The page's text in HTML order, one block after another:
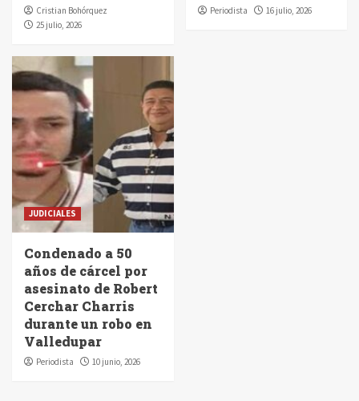
Cristian Bohórquez
25 julio, 2026
Periodista 16 julio, 2026
JUDICIALES
Condenado a 50
años de cárcel por
asesinato de Robert
Cerchar Charris
durante un robo en
Valledupar
Periodista 10 junio, 2026